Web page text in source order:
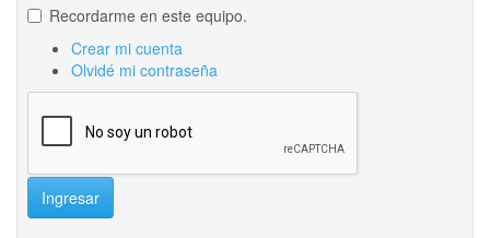
Recordarme en este equipo.
Crear mi cuenta
Olvidé mi contraseña
Ingresar